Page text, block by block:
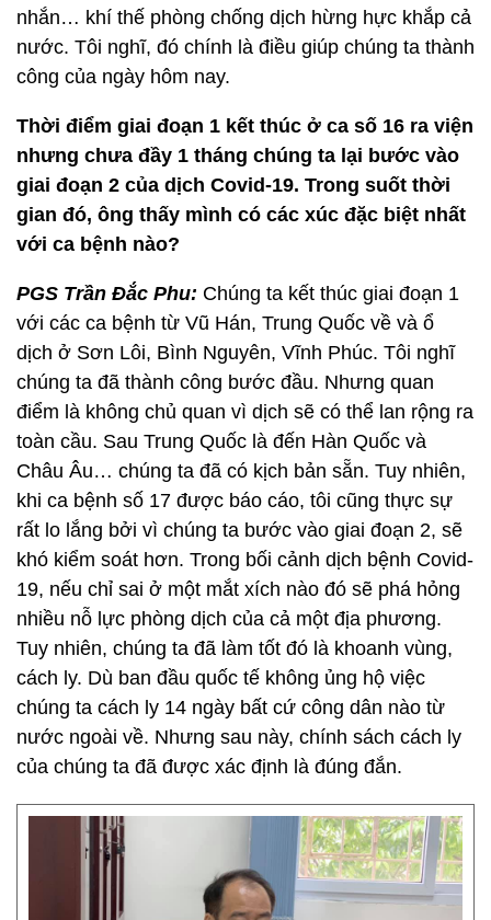
nhắn… khí thế phòng chống dịch hừng hực khắp cả
nước. Tôi nghĩ, đó chính là điều giúp chúng ta thành
công của ngày hôm nay.
Thời điểm giai đoạn 1 kết thúc ở ca số 16 ra viện
nhưng chưa đầy 1 tháng chúng ta lại bước vào
giai đoạn 2 của dịch Covid-19. Trong suốt thời
gian đó, ông thấy mình có các xúc đặc biệt nhất
với ca bệnh nào?
PGS Trần Đắc Phu: Chúng ta kết thúc giai đoạn 1
với các ca bệnh từ Vũ Hán, Trung Quốc về và ổ
dịch ở Sơn Lôi, Bình Nguyên, Vĩnh Phúc. Tôi nghĩ
chúng ta đã thành công bước đầu. Nhưng quan
điểm là không chủ quan vì dịch sẽ có thể lan rộng ra
toàn cầu. Sau Trung Quốc là đến Hàn Quốc và
Châu Âu… chúng ta đã có kịch bản sẵn. Tuy nhiên,
khi ca bệnh số 17 được báo cáo, tôi cũng thực sự
rất lo lắng bởi vì chúng ta bước vào giai đoạn 2, sẽ
khó kiểm soát hơn. Trong bối cảnh dịch bệnh Covid-
19, nếu chỉ sai ở một mắt xích nào đó sẽ phá hỏng
nhiều nỗ lực phòng dịch của cả một địa phương.
Tuy nhiên, chúng ta đã làm tốt đó là khoanh vùng,
cách ly. Dù ban đầu quốc tế không ủng hộ việc
chúng ta cách ly 14 ngày bất cứ công dân nào từ
nước ngoài về. Nhưng sau này, chính sách cách ly
của chúng ta đã được xác định là đúng đắn.